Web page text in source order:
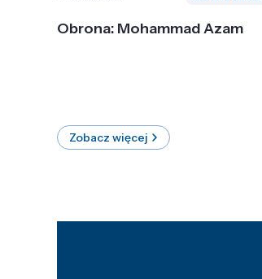
Obrona: Mohammad Azam
Zobacz więcej